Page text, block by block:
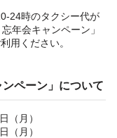
24時のタクシー代が
年会キャンペーン」
用ください。
ペーン」について
（月）
（月）